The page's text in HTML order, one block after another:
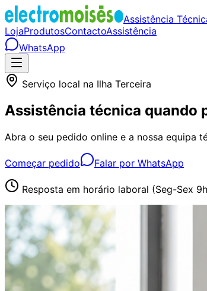
Assistência
LojaProdutosContactoAssistência
WhatsApp
Serviço local na Ilha Terceira
Assistência técnica quando
Abra o seu pedido online e a nossa equipa
Começar pedido Falar por WhatsApp
Resposta em horário laboral (Seg-Sex